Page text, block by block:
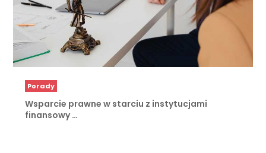
Porady
Wsparcie prawne w starciu z instytucjami
finansowy …